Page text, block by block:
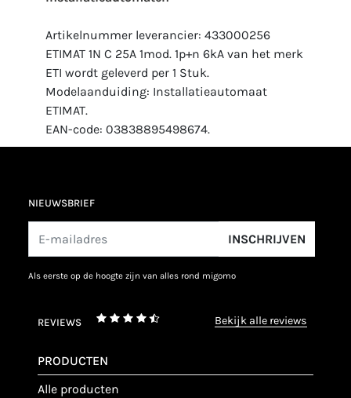
Artikelnummer leverancier: 433000256
ETIMAT 1N C 25A 1mod. 1p+n 6kA van het merk
ETI wordt geleverd per 1 Stuk.
Modelaanduiding: Installatieautomaat
ETIMAT.
EAN-code: 03838895498674.
NIEUWSBRIEF
INSCHRIJVEN
als eerste op de hoogte zijn van alles rond migomo
REVIEWS bekijk alle reviews
PRODUCTEN
alle producten